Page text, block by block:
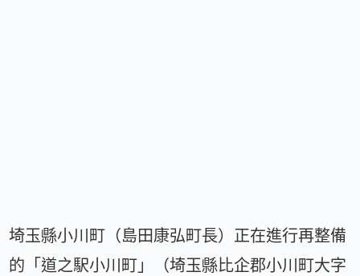
埼玉縣小川町（島田康弘町長）正在進行再整備
的「道之駅小川町」（埼玉縣比企郡小川町大字